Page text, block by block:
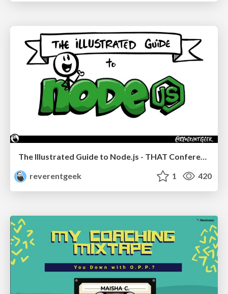
The Illustrated Guide to Node.js - THAT Conference 2024
reverentgeek
1 420